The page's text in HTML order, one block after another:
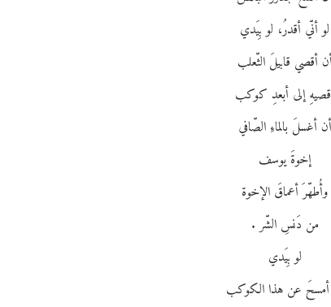
لو أنّي أقدرُ، لو بِيَدي
أقصي قابيلَ الثّعلب
إلى أبعدِ كوكب
أن أغسلَ بالماءِ الصّافي
إخوةَ يوسف
وأُطهّرَ أعماقَ الإخوة
من دَنسِ الشّر .
لو بِيَدي
عن هذا الكوكب